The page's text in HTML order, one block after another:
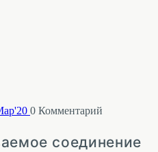
0 Комментарий
соединение